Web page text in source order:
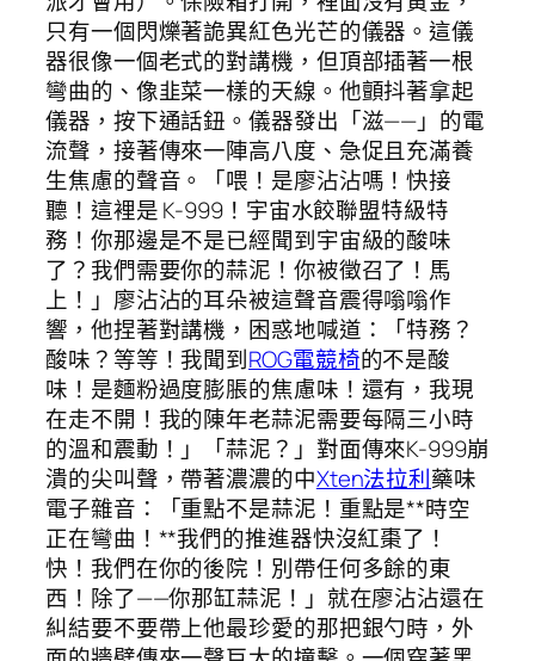
只有一個閃爍著詭異紅色光芒的儀器。這儀
器很像一個老式的對講機，但頂部插著一根
彎曲的、像韭菜一樣的天線。他顫抖著拿起
儀器，按下通話鈕。儀器發出「滋——」的電
流聲，接著傳來一陣高八度、急促且充滿養
生焦慮的聲音。「喂！是廖沾沾嗎！快接
聽！這裡是 K-999！宇宙水餃聯盟特級特
務！你那邊是不是已經聞到宇宙級的酸味
了？我們需要你的蒜泥！你被徵召了！馬
上！」廖沾沾的耳朵被這聲音震得嗡嗡作
響，他捏著對講機，困惑地喊道：「特務？
酸味？等等！我聞到ROG電競椅的不是酸
味！是麵粉過度膨脹的焦慮味！還有，我現
在走不開！我的陳年老蒜泥需要每隔三小時
的溫和震動！」「蒜泥？」對面傳來K-999崩
潰的尖叫聲，帶著濃濃的中Xten法拉利藥味
電子雜音：「重點不是蒜泥！重點是**時空
正在彎曲！**我們的推進器快沒紅棗了！
快！我們在你的後院！別帶任何多餘的東
西！除了——你那缸蒜泥！」就在廖沾沾還在
糾結要不要帶上他最珍愛的那把銀勺時，外